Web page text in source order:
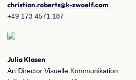
christian.roberts@k-zwoelf.com
+49 173 4571 187
Julia Klasen
Art Director Visuelle Kommunikation